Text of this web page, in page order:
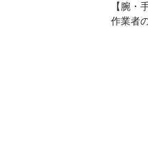
【腕・
作業者